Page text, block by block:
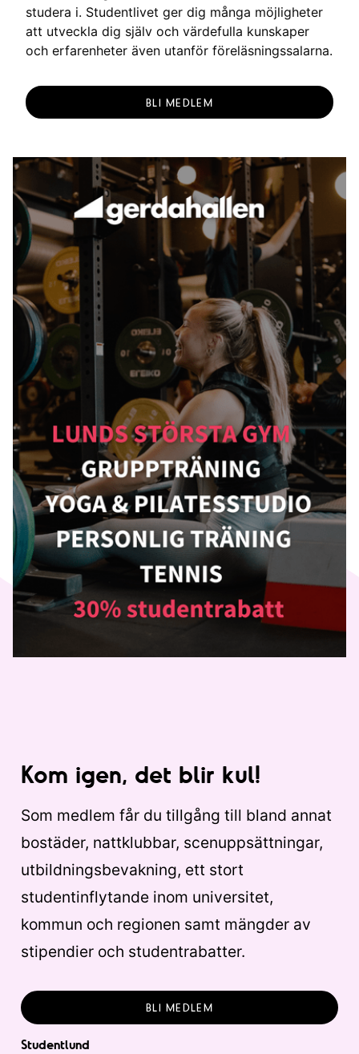
studera i. Studentlivet ger dig många möjligheter
att utveckla dig själv och värdefulla kunskaper
och erfarenheter även utanför föreläsningssalarna.
BLI MEDLEM
Kom igen, det blir kul!
Som medlem får du tillgång till bland annat
bostäder, nattklubbar, scenuppsättningar,
utbildningsbevakning, ett stort
studentinflytande inom universitet,
kommun och regionen samt mängder av
stipendier och studentrabatter.
BLI MEDLEM
Studentlund